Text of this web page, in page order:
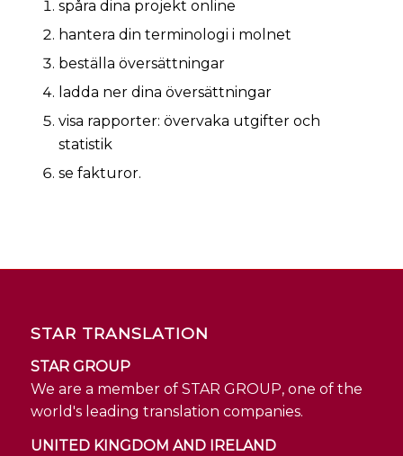
spåra dina projekt online
hantera din terminologi i molnet
beställa översättningar
ladda ner dina översättningar
visa rapporter: övervaka utgifter och
statistik
se fakturor.
STAR TRANSLATION
STAR GROUP
We are a member of STAR GROUP, one of the
world's leading translation companies.
UNITED KINGDOM AND IRELAND